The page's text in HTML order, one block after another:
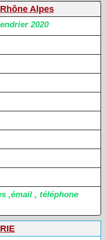
Alpes
2020
,émail , téléphone